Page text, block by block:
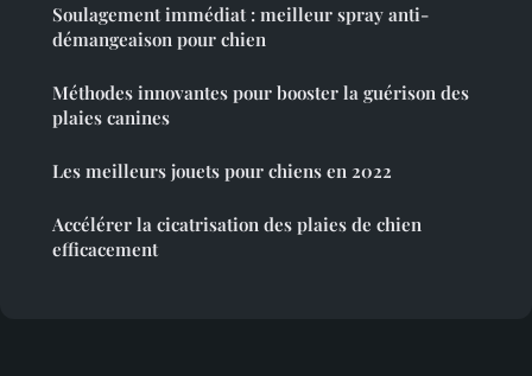
Soulagement immédiat : meilleur spray anti-
démangeaison pour chien
Méthodes innovantes pour booster la guérison des
plaies canines
Les meilleurs jouets pour chiens en 2022
Accélérer la cicatrisation des plaies de chien
efficacement